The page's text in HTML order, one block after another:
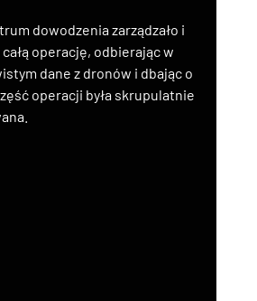
dowodzenia zarządzało i
operację, odbierając w
dane z dronów i dbając o
operacji była skrupulatnie